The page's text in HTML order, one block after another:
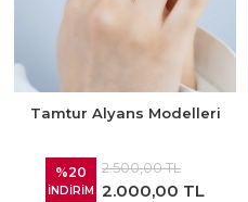
Tamtur Alyans Modelleri
%20
İNDİRİM
2.500,00 TL
2.000,00 TL